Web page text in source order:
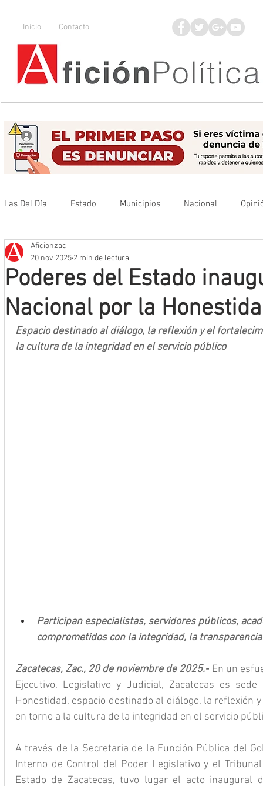
Inicio Contacto
Las Del Día Estado Municipios Nacional
Que no se olvide
Mineros LNBP
Poderes del Estado
Nacional por la
Aficionzac
20 nov 2025 2 min de lectura
Espacio destinado al diálogo, la reflexión y el
la cultura de la integridad en el servicio público
Participan especialistas, servidores públicos,
comprometidos con la integridad, la
Zacatecas, Zac., 20 de noviembre de 2025.- En un
Ejecutivo, Legislativo y Judicial, Zacatecas es
Honestidad, espacio destinado al diálogo, la reflexión
en torno a la cultura de la integridad en el servicio
A través de la Secretaría de la Función Pública del
Interno de Control del Poder Legislativo y el
Estado de Zacatecas, tuvo lugar el acto inaugural